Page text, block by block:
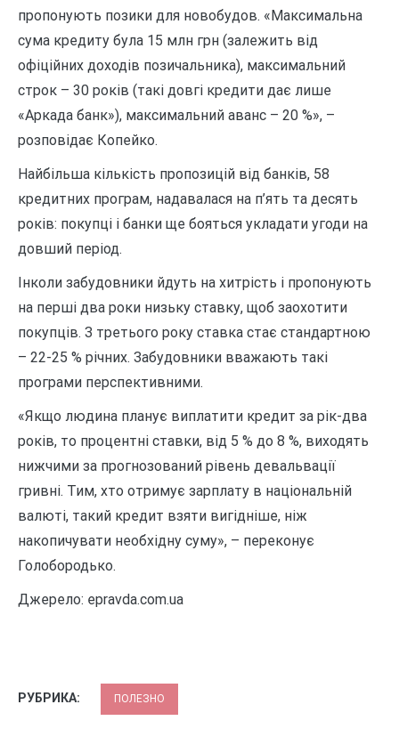
пропонують позики для новобудов. «Максимальна
сума кредиту була 15 млн грн (залежить від
офіційних доходів позичальника), максимальний
строк – 30 років (такі довгі кредити дає лише
«Аркада банк»), максимальний аванс – 20 %», –
розповідає Копейко.
Найбільша кількість пропозицій від банків, 58
кредитних програм, надавалася на п’ять та десять
років: покупці і банки ще бояться укладати угоди на
довший період.
Інколи забудовники йдуть на хитрість і пропонують
на перші два роки низьку ставку, щоб заохотити
покупців. З третього року ставка стає стандартною
– 22-25 % річних. Забудовники вважають такі
програми перспективними.
«Якщо людина планує виплатити кредит за рік-два
років, то процентні ставки, від 5 % до 8 %, виходять
нижчими за прогнозований рівень девальвації
гривні. Тим, хто отримує зарплату в національній
валюті, такий кредит взяти вигідніше, ніж
накопичувати необхідну суму», – переконує
Голобородько.
Джерело: epravda.com.ua
РУБРИКА: ПОЛЕЗНО